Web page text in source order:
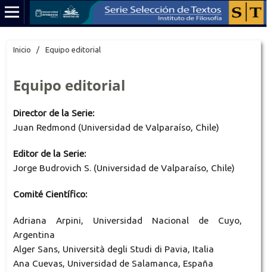
Inicio / Equipo editorial
Equipo editorial
Director de la Serie:
Juan Redmond (Universidad de Valparaíso, Chile)
Editor de la Serie:
Jorge Budrovich S. (Universidad de Valparaíso, Chile)
Comité Científico:
Adriana Arpini, Universidad Nacional de Cuyo,
Argentina
Alger Sans, Università degli Studi di Pavia, Italia
Ana Cuevas, Universidad de Salamanca, España